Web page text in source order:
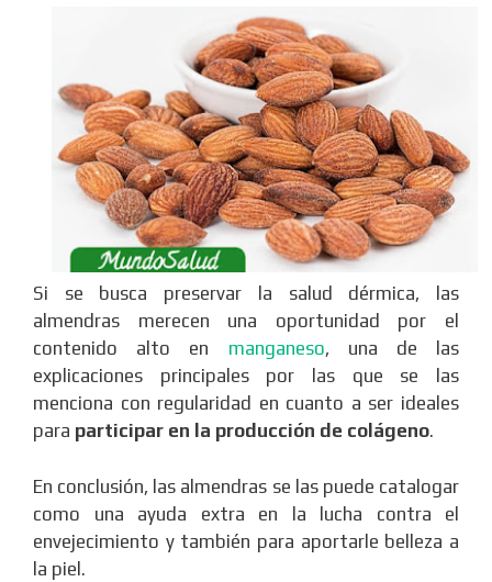
Si se busca preservar la salud dérmica, las
almendras merecen una oportunidad por el
contenido alto en manganeso, una de las
explicaciones principales por las que se las
menciona con regularidad en cuanto a ser ideales
para participar en la producción de colágeno.
En conclusión, las almendras se las puede catalogar
como una ayuda extra en la lucha contra el
envejecimiento y también para aportarle belleza a
la piel.